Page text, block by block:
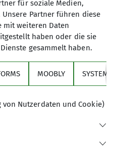
Alpenvereins e.V.
für soziale Medien,
Partner führen diese
weiteren Daten
haben oder die sie
gesammelt haben.
MOOBLY SYSTEM
Nutzerdaten und Cookie)